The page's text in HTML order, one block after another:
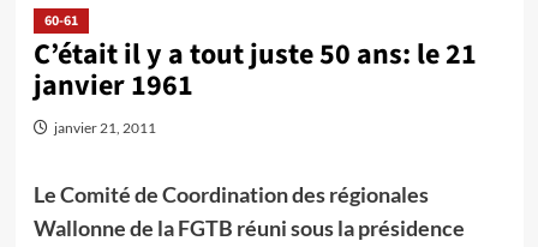
60-61
C’était il y a tout juste 50 ans: le 21
janvier 1961
janvier 21, 2011
Le Comité de Coordination des régionales
Wallonne de la FGTB réuni sous la présidence